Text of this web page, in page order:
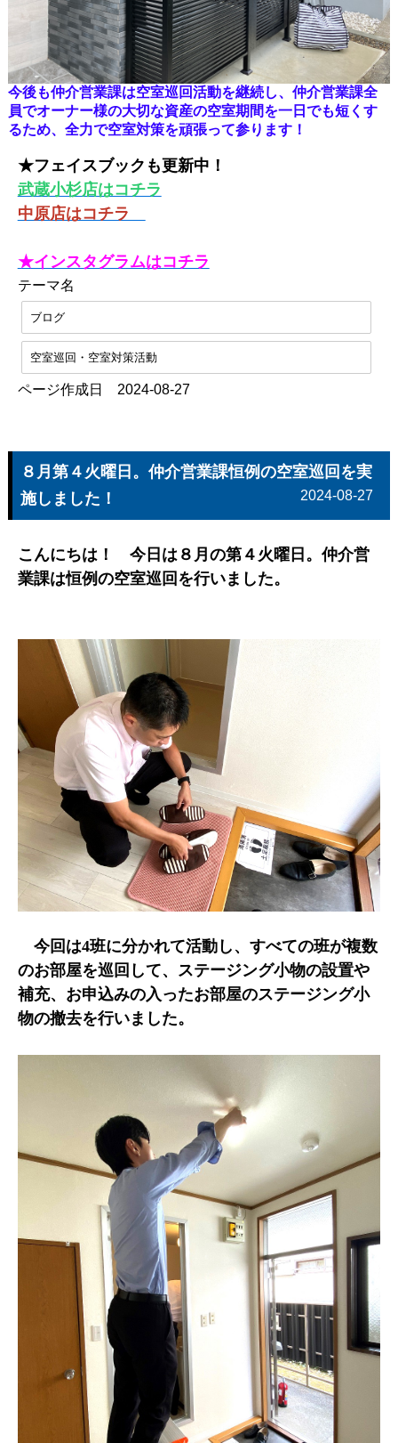
今後も仲介営業課は空室巡回活動を継続し、仲介営業課全
員でオーナー様の大切な資産の空室期間を一日でも短くす
るため、全力で空室対策を頑張って参ります！
★フェイスブックも更新中！
武蔵小杉店はコチラ
中原店はコチラ
★インスタグラムはコチラ
テーマ名
ブログ
空室巡回・空室対策活動
ページ作成日 2024-08-27
８月第４火曜日。仲介営業課恒例の空室巡回を実
施しました！
2024-08-27
こんにちは！ 今日は８月の第４火曜日。仲介営
業課は恒例の空室巡回を行いました。
今回は4班に分かれて活動し、すべての班が複数
のお部屋を巡回して、ステージング小物の設置や
補充、お申込みの入ったお部屋のステージング小
物の撤去を行いました。